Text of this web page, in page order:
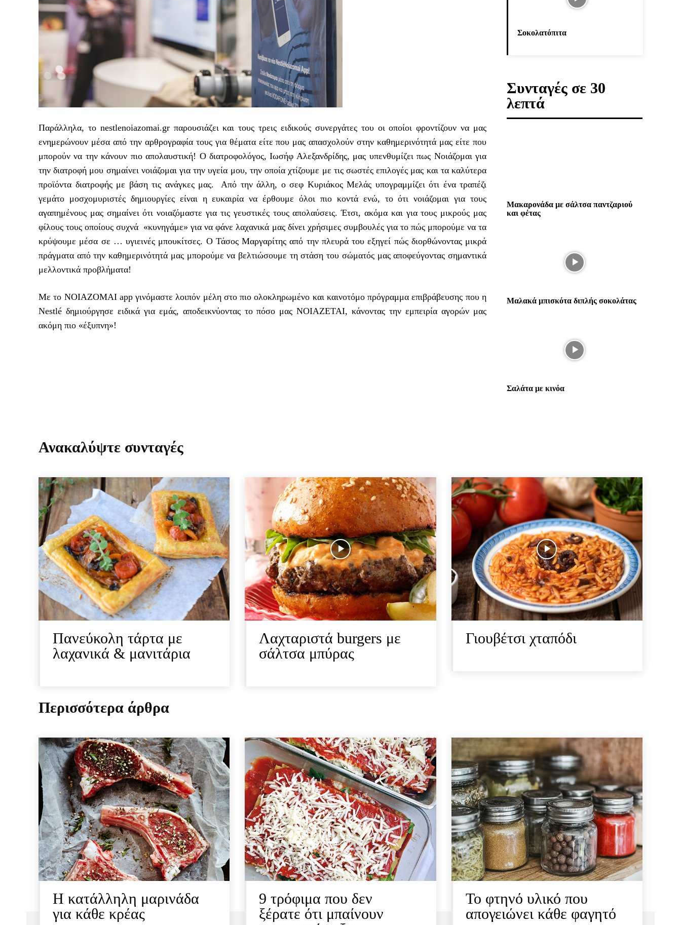
Παράλληλα, το nestlenoiazomai.gr παρουσιάζει και τους τρεις ειδικούς συνεργάτες του οι οποίοι φροντίζουν να μας
ενημερώνουν μέσα από την αρθρογραφία τους για θέματα είτε που μας απασχολούν στην καθημερινότητά μας είτε που
μπορούν να την κάνουν πιο απολαυστική! Ο διατροφολόγος, Ιωσήφ Αλεξανδρίδης, μας υπενθυμίζει πως Νοιάζομαι για
την διατροφή μου σημαίνει νοιάζομαι για την υγεία μου, την οποία χτίζουμε με τις σωστές επιλογές μας και τα καλύτερα
προϊόντα διατροφής με βάση τις ανάγκες μας. Από την άλλη, ο σεφ Κυριάκος Μελάς υπογραμμίζει ότι ένα τραπέζι
γεμάτο μοσχομυριστές δημιουργίες είναι η ευκαιρία να έρθουμε όλοι πιο κοντά ενώ, το ότι νοιάζομαι για τους
αγαπημένους μας σημαίνει ότι νοιαζόμαστε για τις γευστικές τους απολαύσεις. Έτσι, ακόμα και για τους μικρούς μας
φίλους τους οποίους συχνά «κυνηγάμε» για να φάνε λαχανικά μας δίνει χρήσιμες συμβουλές για το πώς μπορούμε να τα
κρύψουμε μέσα σε … υγιεινές μπουκίτσες. O Τάσος Μαργαρίτης από την πλευρά του εξηγεί πώς διορθώνοντας μικρά
πράγματα από την καθημερινότητά μας μπορούμε να βελτιώσουμε τη στάση του σώματός μας αποφεύγοντας σημαντικά
μελλοντικά προβλήματα!
Με το ΝΟΙΑΖΟΜΑΙ app γινόμαστε λοιπόν μέλη στο πιο ολοκληρωμένο και καινοτόμο πρόγραμμα επιβράβευσης που η
Nestlé δημιούργησε ειδικά για εμάς, αποδεικνύοντας το πόσο μας ΝΟΙΑΖΕΤΑΙ, κάνοντας την εμπειρία αγορών μας
ακόμη πιο «έξυπνη»!
Σοκολατόπιτα
Συνταγές σε 30
λεπτά
Μακαρονάδα με σάλτσα παντζαριού
και φέτας
Μαλακά μπισκότα διπλής σοκολάτας
Σαλάτα με κινόα
Ανακαλύψτε συνταγές
Πανεύκολη τάρτα με
λαχανικά & μανιτάρια
Λαχταριστά burgers με
σάλτσα μπύρας
Γιουβέτσι χταπόδι
Περισσότερα άρθρα
Η κατάλληλη μαρινάδα
για κάθε κρέας
9 τρόφιμα που δεν
ξέρατε ότι μπαίνουν
Το φτηνό υλικό που
απογειώνει κάθε φαγητό